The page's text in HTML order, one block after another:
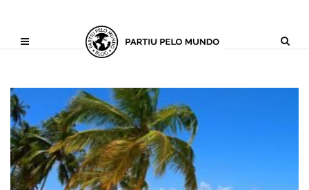
('AI_CONTENT_MARKER_NO_GET_SIDEBAR', true);